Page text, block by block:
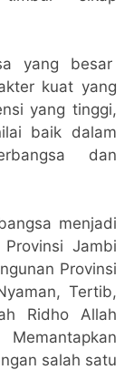
yang besar
kuat yang
yang tinggi,
baik dalam
dan
menjadi
Jambi
Provinsi
Tertib,
Ridho Allah
salah satu